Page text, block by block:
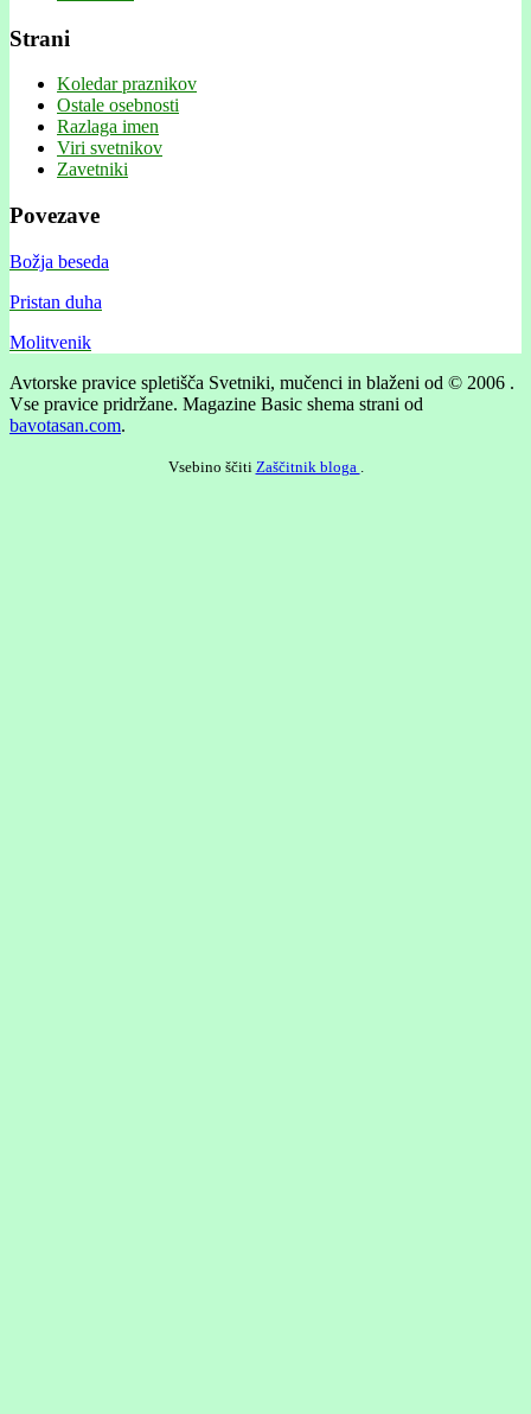
Strani
Koledar praznikov
Ostale osebnosti
Razlaga imen
Viri svetnikov
Zavetniki
Povezave
Božja beseda
Pristan duha
Molitvenik
Avtorske pravice spletišča Svetniki, mučenci in blaženi od © 2006 .
Vse pravice pridržane. Magazine Basic shema strani od
bavotasan.com.
Vsebino ščiti Zaščitnik bloga